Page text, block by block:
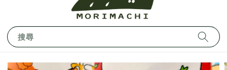
搜尋